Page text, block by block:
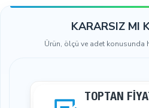
KARARSIZ MI
Ürün, ölçü ve adet konusunda
TOPTAN